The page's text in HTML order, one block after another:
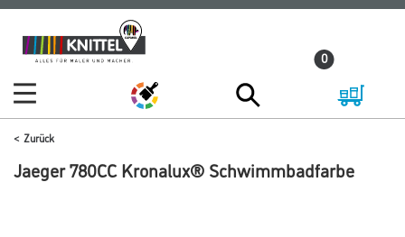
Zum
Inhalt
Zum
Navigationsmenü
0
Zurück
Jaeger 780CC Kronalux® Schwimmbadfarbe